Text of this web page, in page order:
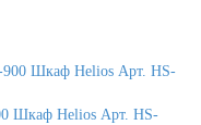
Шкаф Helios Арт. HS-